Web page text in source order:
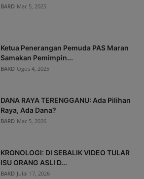
BARD Mac 5, 2025
Ketua Penerangan Pemuda PAS Maran
Samakan Pemimpin...
BARD Ogos 4, 2025
DANA RAYA TERENGGANU: Ada Pilihan
Raya, Ada Dana?
BARD Mac 5, 2026
KRONOLOGI: DI SEBALIK VIDEO TULAR
ISU ORANG ASLI D...
BARD Julai 17, 2026